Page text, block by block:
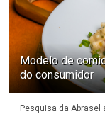
Modelo de
do consumidor
Pesquisa da